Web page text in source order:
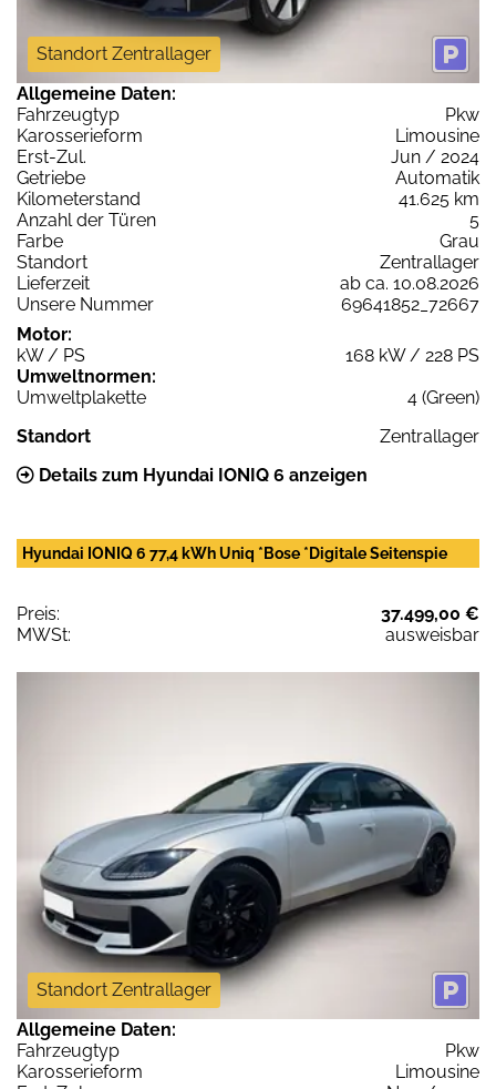
Standort Zentrallager
Allgemeine Daten:
Fahrzeugtyp
Pkw
Karosserieform
Limousine
Erst-Zul.
Jun / 2024
Getriebe
Automatik
Kilometerstand
41.625 km
Anzahl der Türen
5
Farbe
Grau
Standort
Zentrallager
Lieferzeit
ab ca. 10.08.2026
Unsere Nummer
69641852_72667
Motor:
kW / PS
168 kW / 228 PS
Umweltnormen:
Umweltplakette
4 (Green)
Standort
Zentrallager
Details zum Hyundai IONIQ 6 anzeigen
Hyundai IONIQ 6 77,4 kWh Uniq *Bose *Digitale Seitenspie
Preis:
37.499,00 €
MWSt:
ausweisbar
Standort Zentrallager
Allgemeine Daten:
Fahrzeugtyp
Pkw
Karosserieform
Limousine